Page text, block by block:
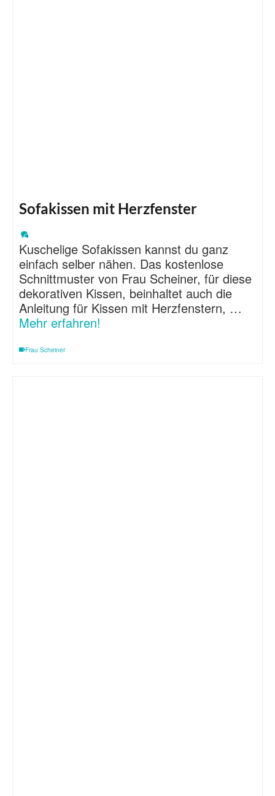
Sofakissen mit Herzfenster
Kuschelige Sofakissen kannst du ganz
einfach selber nähen. Das kostenlose
Schnittmuster von Frau Scheiner, für diese
dekorativen Kissen, beinhaltet auch die
Anleitung für Kissen mit Herzfenstern, …
Mehr erfahren!
Frau Scheiner